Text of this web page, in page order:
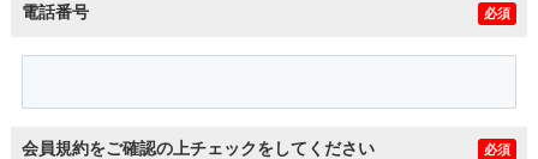
電話番号 必須
会員規約をご確認の上チェックをしてください 必須